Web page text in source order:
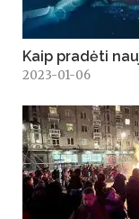
Kaip pradėti
2023-01-06